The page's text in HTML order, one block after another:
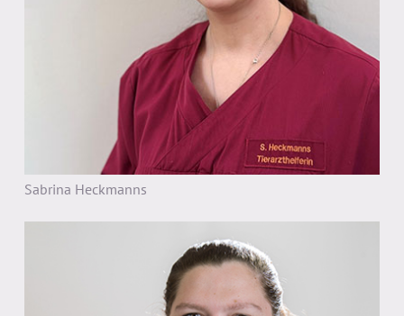
Sabrina Heckmanns